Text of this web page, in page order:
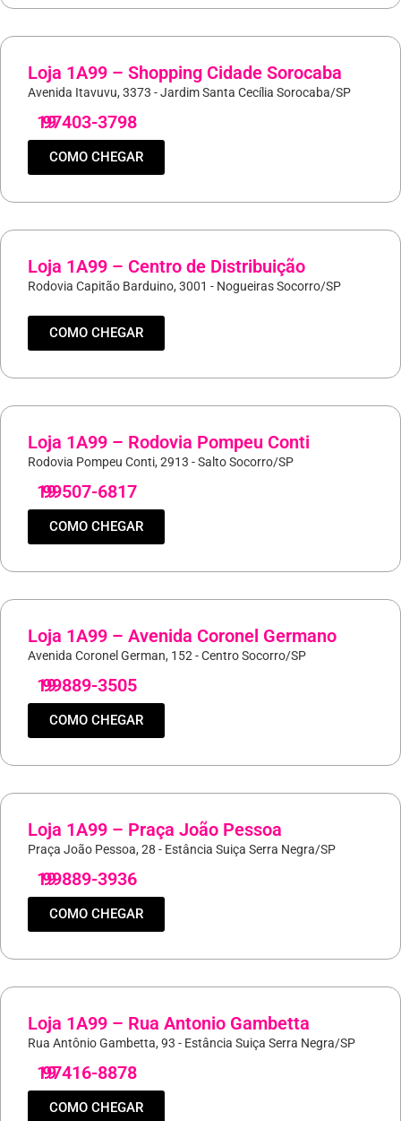
Loja 1A99 – Shopping Cidade Sorocaba
Avenida Itavuvu, 3373 - Jardim Santa Cecília Sorocaba/SP
19
97403-3798
COMO CHEGAR
Loja 1A99 – Centro de Distribuição
Rodovia Capitão Barduino, 3001 - Nogueiras Socorro/SP
COMO CHEGAR
Loja 1A99 – Rodovia Pompeu Conti
Rodovia Pompeu Conti, 2913 - Salto Socorro/SP
19
99507-6817
COMO CHEGAR
Loja 1A99 – Avenida Coronel Germano
Avenida Coronel German, 152 - Centro Socorro/SP
19
99889-3505
COMO CHEGAR
Loja 1A99 – Praça João Pessoa
Praça João Pessoa, 28 - Estância Suiça Serra Negra/SP
19
99889-3936
COMO CHEGAR
Loja 1A99 – Rua Antonio Gambetta
Rua Antônio Gambetta, 93 - Estância Suiça Serra Negra/SP
19
97416-8878
COMO CHEGAR